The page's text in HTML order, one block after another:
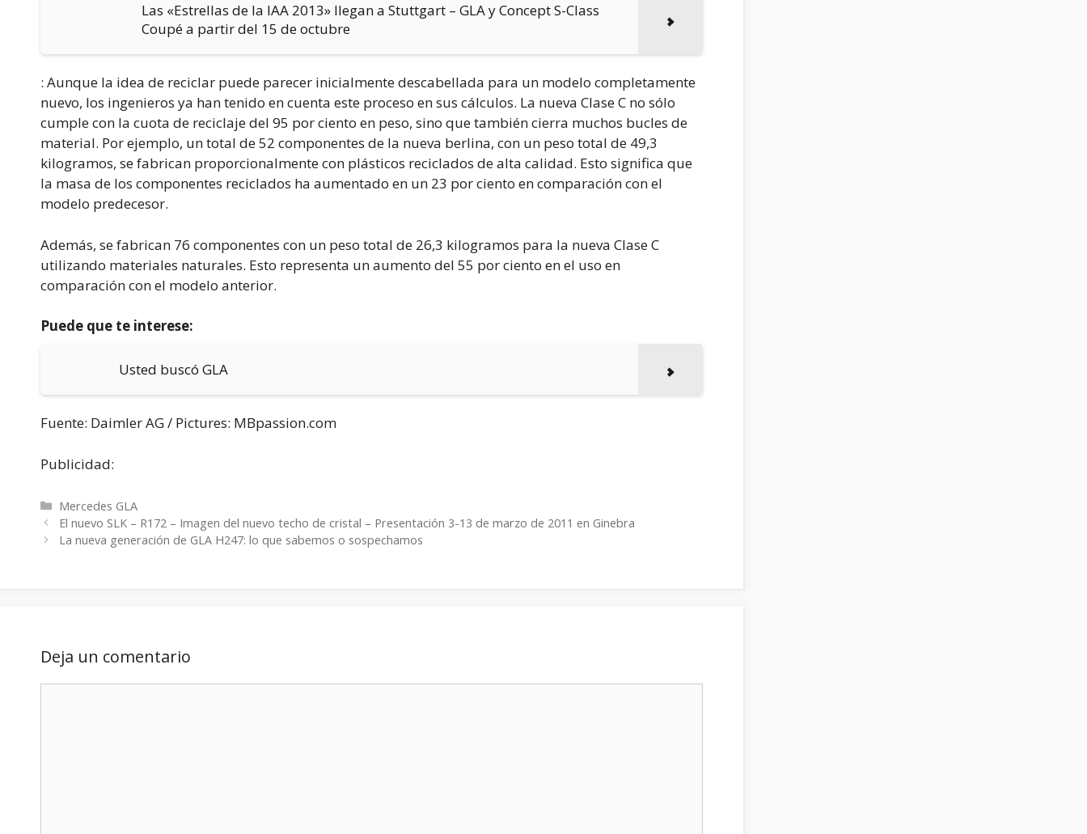
Las «Estrellas de la IAA 2013» llegan a Stuttgart – GLA y Concept S-Class
Coupé a partir del 15 de octubre
: Aunque la idea de reciclar puede parecer inicialmente descabellada para un modelo completamente
nuevo, los ingenieros ya han tenido en cuenta este proceso en sus cálculos. La nueva Clase C no sólo
cumple con la cuota de reciclaje del 95 por ciento en peso, sino que también cierra muchos bucles de
material. Por ejemplo, un total de 52 componentes de la nueva berlina, con un peso total de 49,3
kilogramos, se fabrican proporcionalmente con plásticos reciclados de alta calidad. Esto significa que
la masa de los componentes reciclados ha aumentado en un 23 por ciento en comparación con el
modelo predecesor.
Además, se fabrican 76 componentes con un peso total de 26,3 kilogramos para la nueva Clase C
utilizando materiales naturales. Esto representa un aumento del 55 por ciento en el uso en
comparación con el modelo anterior.
Puede que te interese:
Usted buscó GLA
Fuente: Daimler AG / Pictures: MBpassion.com
Publicidad:
Categorías
Mercedes GLA
El nuevo SLK – R172 – Imagen del nuevo techo de cristal – Presentación 3-13 de marzo de 2011 en Ginebra
La nueva generación de GLA H247: lo que sabemos o sospechamos
Deja un comentario